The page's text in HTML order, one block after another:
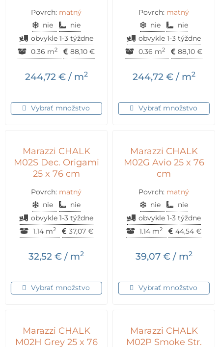
Povrch: matný
nie
nie
obvykle 1-3 týždne
0.36 m2 88,10 €
244,72 €/ m2
Vybrať množstvo
Povrch: matný
nie
nie
obvykle 1-3 týždne
0.36 m2 88,10 €
244,72 €/ m2
Vybrať množstvo
Marazzi CHALK
M02S Dec. Origami
25 x 76 cm
Povrch: matný
nie
nie
obvykle 1-3 týždne
1.14 m2 37,07 €
32,52 € / m2
Vybrať množstvo
Marazzi CHALK
M02G Avio 25 x 76
cm
Povrch: matný
nie
nie
obvykle 1-3 týždne
1.14 m2 44,54 €
39,07 €/ m2
Vybrať množstvo
Marazzi CHALK
M02H Grey 25 x 76
Marazzi CHALK
M02P Smoke Str.